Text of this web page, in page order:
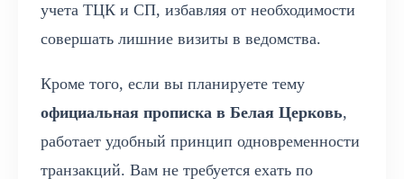
учета ТЦК и СП, избавляя от необходимости
совершать лишние визиты в ведомства.
Кроме того, если вы планируете тему
официальная прописка в Белая Церковь,
работает удобный принцип одновременности
транзакций. Вам не требуется ехать по